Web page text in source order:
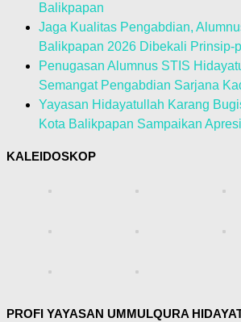
Balikpapan
Jaga Kualitas Pengabdian,
Balikpapan 2026 Dibekali Prinsip-
Penugasan Alumnus STIS
Semangat Pengabdian Sarjana
Yayasan Hidayatullah Karang
Kota Balikpapan Sampaikan
KALEIDOSKOP
PROFI YAYASAN UMMULQURA